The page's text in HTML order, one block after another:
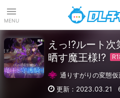
MENU
えっ!?ルート
晒す魔王様!?
通りすがりの変態仮
更新：2023.03.21